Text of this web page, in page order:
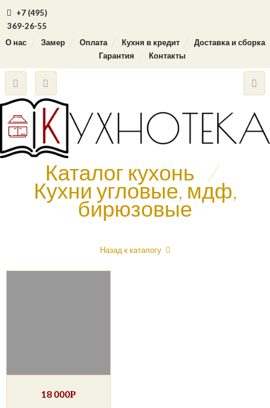
+7 (495)
369-26-55
О нас
Замер Оплата Кухня в кредит
Доставка и сборка
Гарантия
Контакты
Каталог кухонь /
Кухни угловые, мдф,
бирюзовые
Назад к каталогу
18 000Р